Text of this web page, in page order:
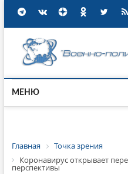
МЕНЮ
Главная
Точка зрения
Коронавирус открывает
перспективы